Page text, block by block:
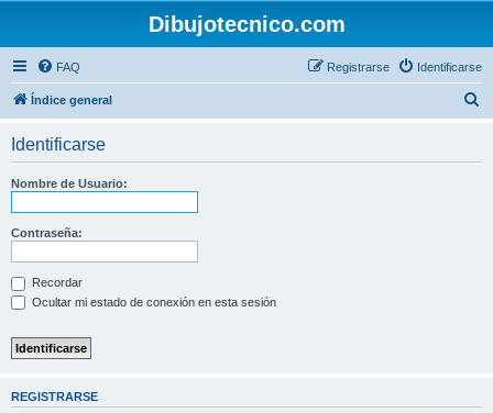
Dibujotecnico.com
FAQ Identificarse
Registrarse
Índice general
Identificarse
Nombre de Usuario:
Contraseña:
Recordar
Ocultar mi estado de conexión en esta sesión
REGISTRARSE